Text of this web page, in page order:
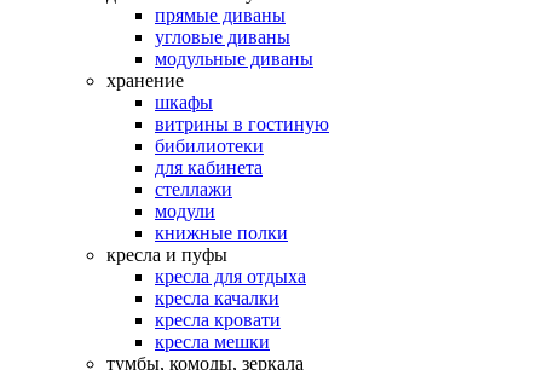
прямые диваны
угловые диваны
модульные диваны
хранение
шкафы
витрины в гостиную
бибилиотеки
для кабинета
стеллажи
модули
книжные полки
кресла и пуфы
кресла для отдыха
кресла качалки
кресла кровати
кресла мешки
тумбы, комоды, зеркала